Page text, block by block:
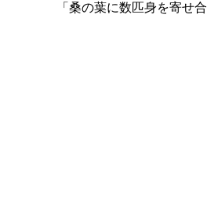
「桑の葉に数匹身を寄せ